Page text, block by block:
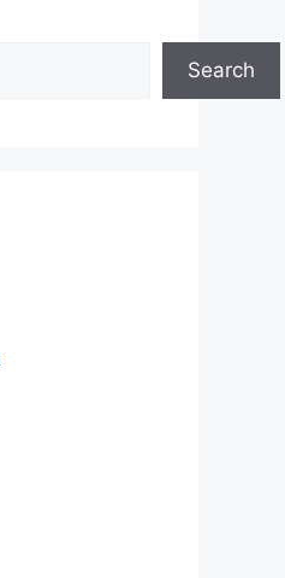
Search